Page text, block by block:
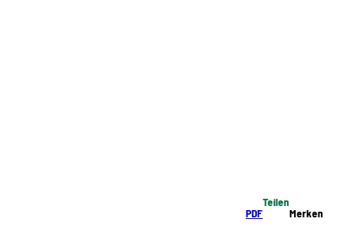
PDF
Teilen
Merken